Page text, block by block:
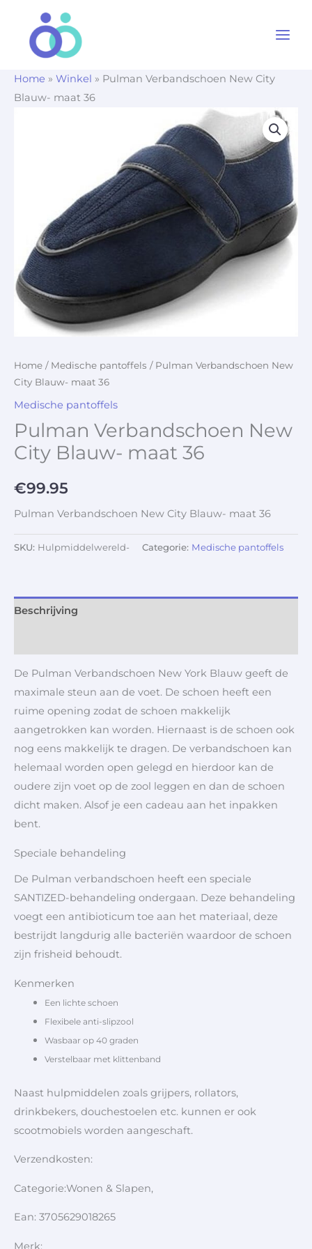
Home » Winkel » Pulman Verbandschoen New City
Blauw- maat 36
Home / Medische pantoffels / Pulman Verbandschoen New
City Blauw- maat 36
Medische pantoffels
Pulman Verbandschoen New
City Blauw- maat 36
€99.95
Pulman Verbandschoen New City Blauw- maat 36
SKU: Hulpmiddelwereld- Categorie: Medische pantoffels
Beschrijving
De Pulman Verbandschoen New York Blauw geeft de
maximale steun aan de voet. De schoen heeft een
ruime opening zodat de schoen makkelijk
aangetrokken kan worden. Hiernaast is de schoen ook
nog eens makkelijk te dragen. De verbandschoen kan
helemaal worden open gelegd en hierdoor kan de
oudere zijn voet op de zool leggen en dan de schoen
dicht maken. Alsof je een cadeau aan het inpakken
bent.
Speciale behandeling
De Pulman verbandschoen heeft een speciale
SANTIZED-behandeling ondergaan. Deze behandeling
voegt een antibioticum toe aan het materiaal, deze
bestrijdt langdurig alle bacteriën waardoor de schoen
zijn frisheid behoudt.
Kenmerken
Een lichte schoen
Flexibele anti-slipzool
Wasbaar op 40 graden
Verstelbaar met klittenband
Naast hulpmiddelen zoals grijpers, rollators,
drinkbekers, douchestoelen etc. kunnen er ook
scootmobiels worden aangeschaft.
Verzendkosten:
Categorie:Wonen & Slapen,
Ean: 3705629018265
Merk: